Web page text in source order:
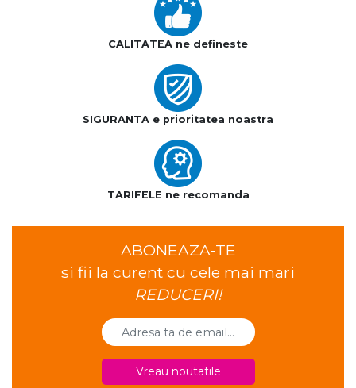
CALITATEA ne defineste
SIGURANTA e prioritatea noastra
TARIFELE ne recomanda
ABONEAZA-TE
si fii la curent cu cele mai mari
REDUCERI!
Vreau noutatile